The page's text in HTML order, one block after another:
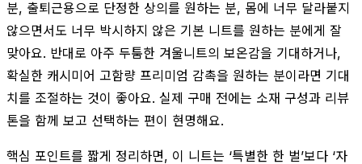
분, 출퇴근용으로 단정한 상의를 원하는 분, 몸에 너무 달라붙지
않으면서도 너무 박시하지 않은 기본 니트를 원하는 분에게 잘
맞아요. 반대로 아주 두툼한 겨울니트의 보온감을 기대하거나,
확실한 캐시미어 고함량 프리미엄 감촉을 원하는 분이라면 기대
치를 조절하는 것이 좋아요. 실제 구매 전에는 소재 구성과 리뷰
톤을 함께 보고 선택하는 편이 현명해요.
핵심 포인트를 짧게 정리하면, 이 니트는 ‘특별한 한 벌’보다 ‘자